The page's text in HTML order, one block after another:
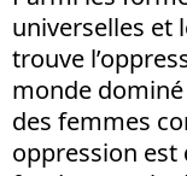
universelles et
trouve
monde
des femmes
oppression est